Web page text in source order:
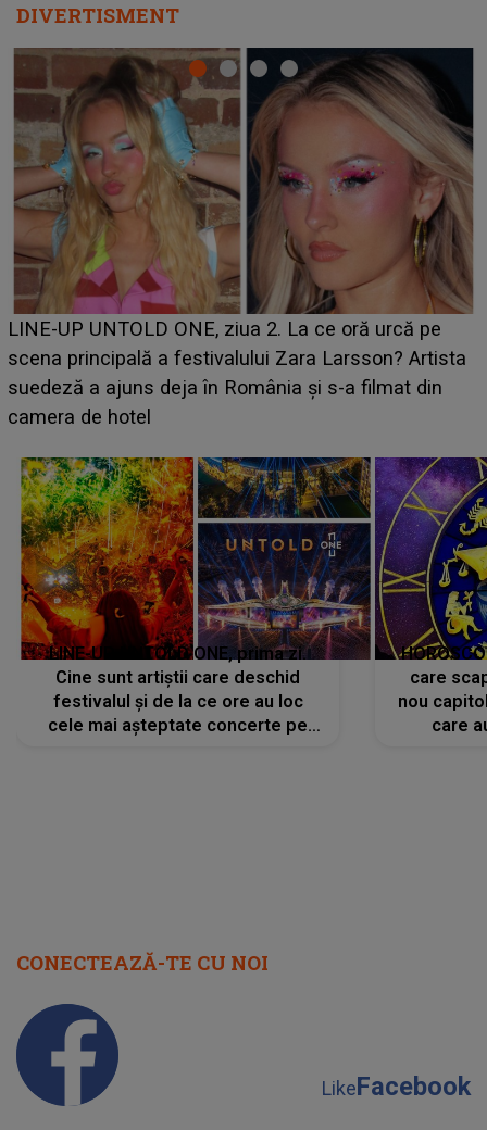
DIVERTISMENT
Ce a dezvăluit noua concurentă din "Casa Iubirii" l-a
luat prin surprindere pe Emanuel. CINE ESTE
BĂIATUL VIZAT de Alexandra?! Aflându-se în fața
faptului împlinit, A RECUNOSCUT IMEDIAT: "Am
LINE-UP UNTOLD ONE, prima zi.
Cine sunt artiștii care deschid
festivalul și de la ce ore au loc
cele mai așteptate concerte pe
care
nou
care
CONECTEAZĂ-TE CU NOI
LikeFacebook